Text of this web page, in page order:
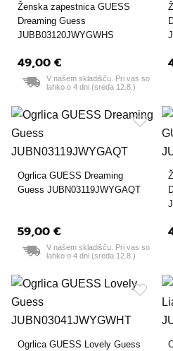
Ženska zapestnica GUESS
Dreaming Guess
JUBB03120JWYGWHS
49,00 €
V našem skladišču. Pri vas so
lahko o 4 dni (sreda 12.8.)
Ogrlica GUESS Dreaming
Guess JUBN03119JWYGAQT
59,00 €
V našem skladišču. Pri vas so
lahko o 4 dni (sreda 12.8.)
Ogrlica GUESS Lovely Guess